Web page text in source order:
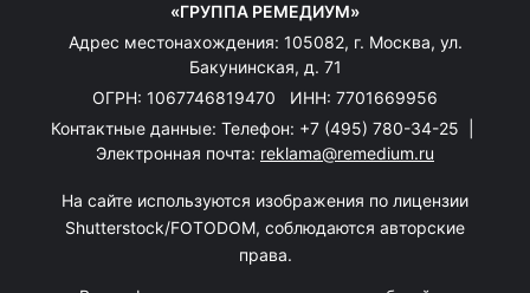
«ГРУППА РЕМЕДИУМ»
Адрес местонахождения: 105082, г. Москва, ул.
Бакунинская, д. 71
ОГРН: 1067746819470 ИНН: 7701669956
Контактные данные: Телефон: +7 (495) 780-34-25
Электронная почта: reklama@remedium.ru
На сайте используются изображения по лицензии
Shutterstock/FOTODOM, соблюдаются авторские
права.